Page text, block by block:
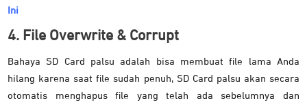
Ini
4. File Overwrite & Corrupt
Bahaya SD Card palsu adalah bisa membuat file lama Anda
hilang karena saat file sudah penuh, SD Card palsu akan secara
otomatis menghapus file yang telah ada sebelumnya dan